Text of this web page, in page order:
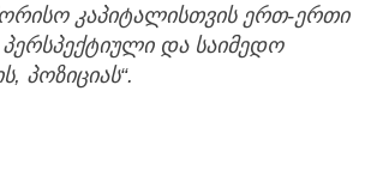
კაპიტალისთვის ერთ-ერთი
და საიმედო
პოზიციას“.